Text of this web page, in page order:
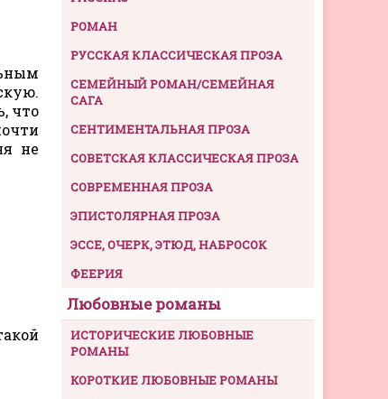
что
не
РОМАН
РУССКАЯ КЛАССИЧЕСКАЯ ПРОЗА
СЕМЕЙНЫЙ РОМАН/СЕМЕЙНАЯ
САГА
СЕНТИМЕНТАЛЬНАЯ ПРОЗА
СОВЕТСКАЯ КЛАССИЧЕСКАЯ ПРОЗА
СОВРЕМЕННАЯ ПРОЗА
ЭПИСТОЛЯРНАЯ ПРОЗА
ЭССЕ, ОЧЕРК, ЭТЮД, НАБРОСОК
ФЕЕРИЯ
Любовные романы
ИСТОРИЧЕСКИЕ ЛЮБОВНЫЕ
РОМАНЫ
КОРОТКИЕ ЛЮБОВНЫЕ РОМАНЫ